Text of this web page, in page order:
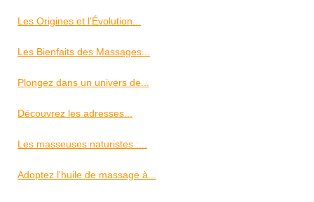
Les Origines et l'Évolution...
Les Bienfaits des Massages...
Plongez dans un univers de...
Découvrez les adresses...
Les masseuses naturistes :...
Adoptez l'huile de massage à...